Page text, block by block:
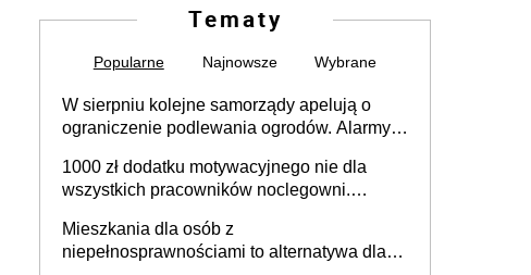
Tematy
Popularne Najnowsze Wybrane
W sierpniu kolejne samorządy apelują o
ograniczenie podlewania ogrodów. Alarmy w
może objąć cały kraj
1000 zł dodatku motywacyjnego nie dla
wszystkich pracowników noclegowni.
Mieszkania dla osób z
niepełnosprawnościami to alternatywa dla